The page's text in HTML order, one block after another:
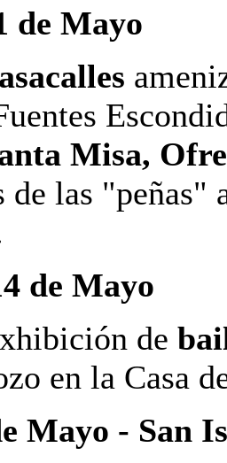
de Mayo
Misa,
de las "peñas"
de Mayo
de
en la Casa
Mayo - San